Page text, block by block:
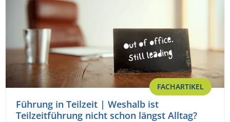
FACHARTIKEL
Führung in Teilzeit | Weshalb ist
Teilzeitführung nicht schon längst Alltag?